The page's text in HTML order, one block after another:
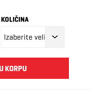
KOLIČINA
KORPU